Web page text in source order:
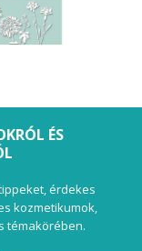
ÉS
érdekes
kozmetikumok,
témakörében.